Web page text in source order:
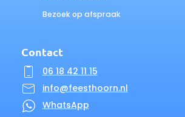
Bezoek op afspraak
Contact
06 18 42 11 15
info@feesthoorn.nl
WhatsApp